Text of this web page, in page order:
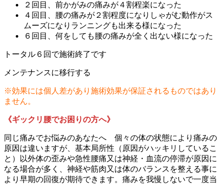
２回目、前かがみの痛みが４割程楽になった
４回目、腰の痛みが２割程度になりしゃがむ動作がス
ムーズになりランニングも出来る様になった
６回目、何をしても腰の痛みが全く出ない様になった
トータル６回で施術終了です
メンテナンスに移行する
※効果には個人差があり施術効果が保証されるものではあり
ません。
《ギックリ腰でお困りの方へ》
同じ痛みでお悩みのあなたへ 個々の体の状態により痛みの
原因は違いますが、基本局所性（原因がハッキリしているこ
と）以外体の歪みや急性腰痛又は神経・血流の停滞が原因に
なる場合が多く、神経や筋肉又は体のバランスを整える事に
より早期の回復が期待できます。痛みを我慢しないで一度当